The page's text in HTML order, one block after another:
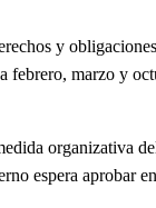
y
febrero, marzo y
organizativa
espera aprobar